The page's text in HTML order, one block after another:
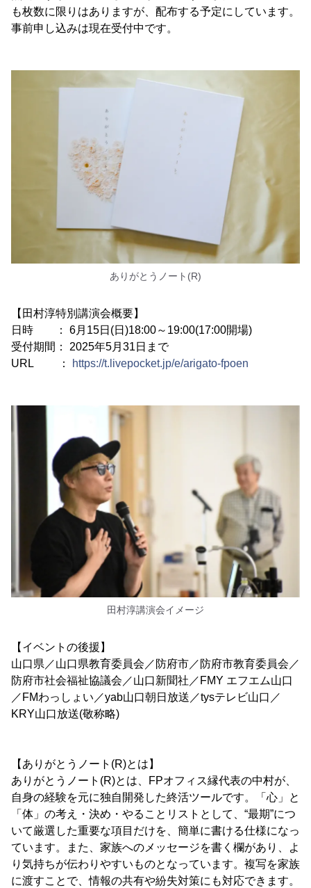
も枚数に限りはありますが、配布する予定にしています。
事前申し込みは現在受付中です。
ありがとうノート(R)
【田村淳特別講演会概要】
日時 ： 6月15日(日)18:00～19:00(17:00開場)
受付期間： 2025年5月31日まで
URL ：
https://t.livepocket.jp/e/arigato-fpoen
田村淳講演会イメージ
【イベントの後援】
山口県／山口県教育委員会／防府市／防府市教育委員会／
防府市社会福祉協議会／山口新聞社／FMY エフエム山口
／FMわっしょい／yab山口朝日放送／tysテレビ山口／
KRY山口放送(敬称略)
【ありがとうノート(R)とは】
ありがとうノート(R)とは、FPオフィス縁代表の中村が、
自身の経験を元に独自開発した終活ツールです。「心」と
「体」の考え・決め・やることリストとして、“最期”につ
いて厳選した重要な項目だけを、簡単に書ける仕様になっ
ています。また、家族へのメッセージを書く欄があり、よ
り気持ちが伝わりやすいものとなっています。複写を家族
に渡すことで、情報の共有や紛失対策にも対応できます。